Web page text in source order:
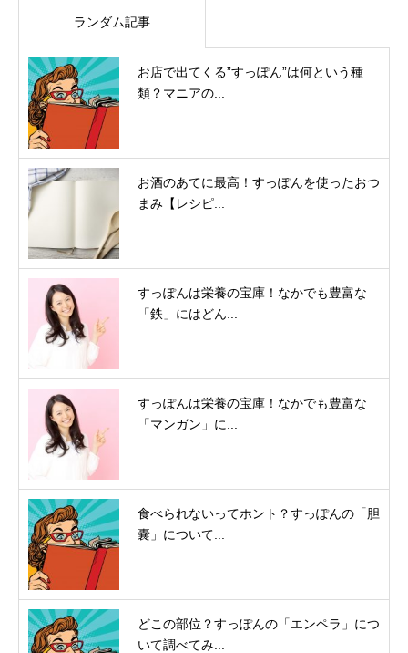
ランダム記事
お店で出てくる”すっぽん”は何という種
類？マニアの...
お酒のあてに最高！すっぽんを使ったおつ
まみ【レシピ...
すっぽんは栄養の宝庫！なかでも豊富な
「鉄」にはどん...
すっぽんは栄養の宝庫！なかでも豊富な
「マンガン」に...
食べられないってホント？すっぽんの「胆
嚢」について...
どこの部位？すっぽんの「エンペラ」につ
いて調べてみ...